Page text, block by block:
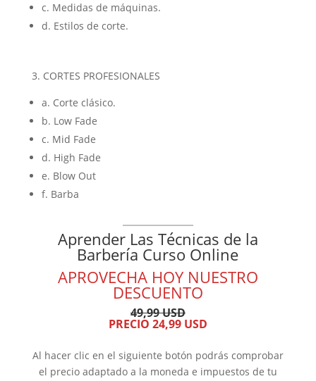
c. Medidas de máquinas.
d. Estilos de corte.
3. CORTES PROFESIONALES
a. Corte clásico.
b. Low Fade
c. Mid Fade
d. High Fade
e. Blow Out
f. Barba
Aprender Las Técnicas de la
Barbería Curso Online
APROVECHA HOY NUESTRO
DESCUENTO
49,99 USD
PRECIO 24,99 USD
Al hacer clic en el siguiente botón podrás comprobar
el precio adaptado a la moneda e impuestos de tu